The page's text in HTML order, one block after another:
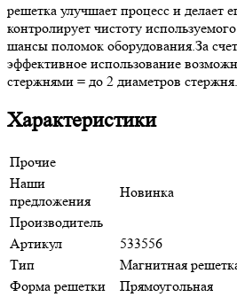
решетка улучшает процесс и делает
контролирует чистоту
шансы поломок оборудования.За
эффективное использование
стержнями = до 2 диаметров стержня.
Характеристики
Прочие
Наши
предложения
Новинка
Производитель
Артикул
533556
Тип
Магнитная
Форма решетки
Прямоугольная